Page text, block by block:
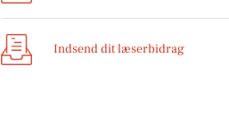
Indsend dit læserbidrag